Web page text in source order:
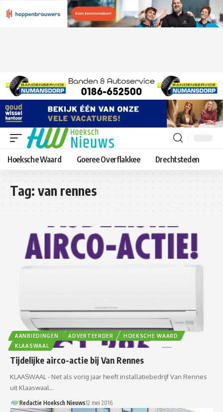
Hoeksche Waard Goeree Overflakkee Drechtsteden
Tag: van rennes
AANBIEDINGEN ADVERTEERDER
HOEKSCHE WAARD
KLAASWAAL
Tijdelijke airco-actie bij Van Rennes
KLAASWAAL - Net als vorig jaar heeft installatiebedrijf Van Rennes
uit Klaaswaal…
Redactie Hoeksch Nieuws12 mei 2016